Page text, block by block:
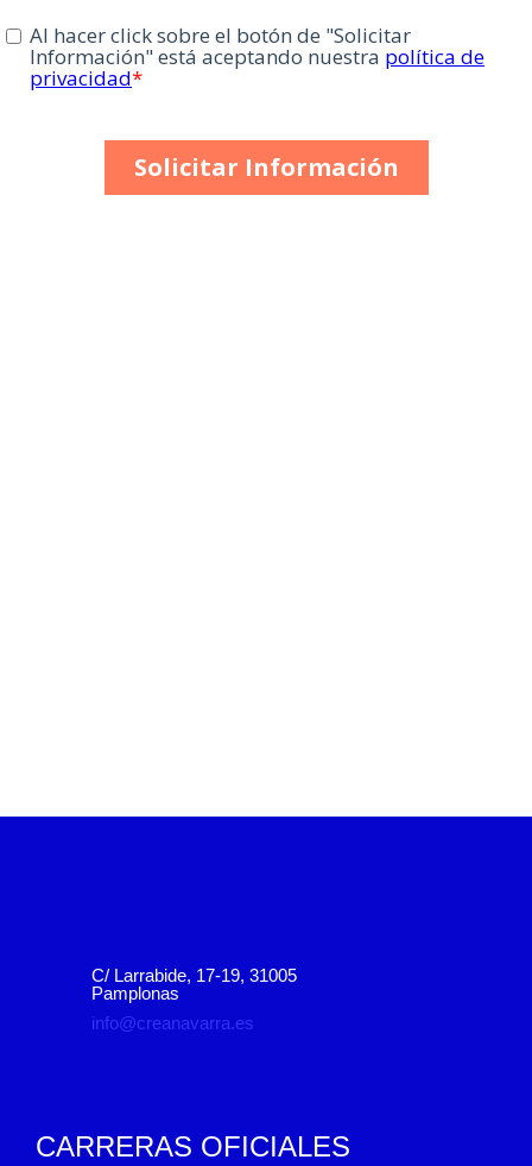
C/ Larrabide, 17-19, 31005
Pamplonas
info@creanavarra.es
CARRERAS OFICIALES